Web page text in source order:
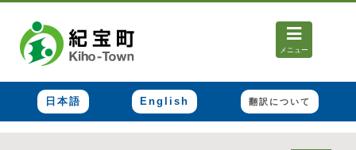
メニュー
日本語 English 翻訳について